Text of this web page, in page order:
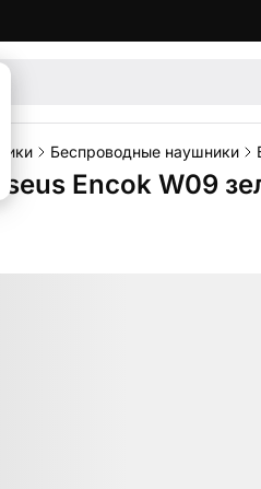
Беспроводные наушники
Encok W09